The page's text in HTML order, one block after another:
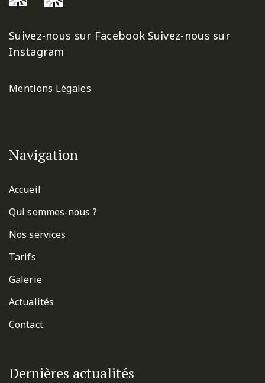
Suivez-nous sur Facebook Suivez-nous sur
Instagram
Mentions Légales
Navigation
Accueil
Qui sommes-nous ?
Nos services
Tarifs
Galerie
Actualités
Contact
Dernières actualités